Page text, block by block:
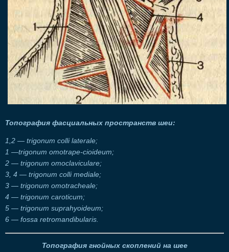
Топография фасциальных пространств шеи:
1,2 — trigonum colli laterale;
1 —trigonum omotrape-cioideum;
2 — trigonum omoclaviculare;
3, 4 — trigonum colli mediale;
3 — trigonum omotracheale;
4 — trigonum caroticum;
5 — trigonum suprahyoideum;
6 — fossa retromandibularis.
Топография гнойных скоплений на шее